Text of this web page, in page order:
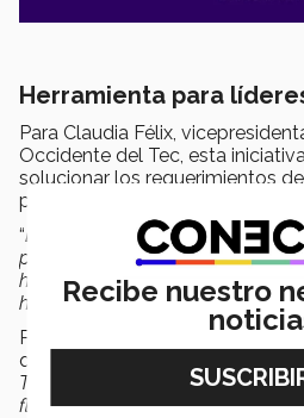
Herramienta para
Para Claudia Félix,
Occidente del Tec, esta
solucionar los requerimientos
personal especializado.
“En el Tec tenemos la
próximos líderes y agentes de
herramientas técnicas o
hacerle frente a los retos
Por su parte, Luis Alberto
que hay “
Tec buscan: tener un impacto en
florecimiento en las personas.
Recibe nuestro